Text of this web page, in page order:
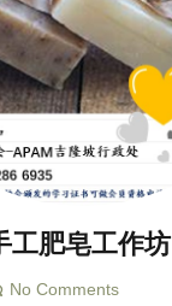
工肥皂工作坊
No Comments